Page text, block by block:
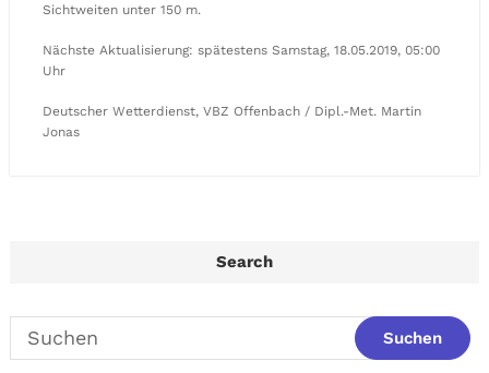
Sichtweiten unter 150 m.
Nächste Aktualisierung: spätestens Samstag, 18.05.2019, 05:00
Uhr
Deutscher Wetterdienst, VBZ Offenbach / Dipl.-Met. Martin
Jonas
Search